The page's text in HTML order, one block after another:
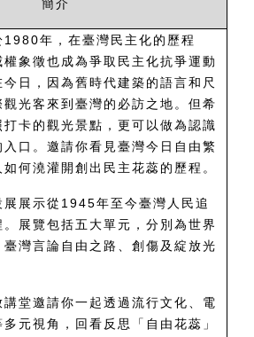
簡介
1980年，在臺灣民主化的歷程
象徵也成為爭取民主化抗爭運動
日，因為舊時代建築的語言和尺
光客來到臺灣的必訪之地。但希
卡的觀光景點，更可以做為認識
口。邀請你看見臺灣今日自由繁
何澆灌開創出民主花蕊的歷程。
展展示從1945年至今臺灣人民追
展覽包括五大單元，分別為世界
灣言論自由之路、創傷及綻放光
講堂邀請你一起透過流行文化、電
元視角，回看反思「自由花蕊」